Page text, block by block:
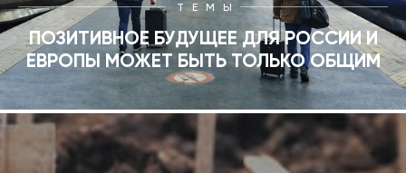
ТЕМЫ
ПОЗИТИВНОЕ БУДУЩЕЕ ДЛЯ РОССИИ И
ЕВРОПЫ МОЖЕТ БЫТЬ ТОЛЬКО ОБЩИМ